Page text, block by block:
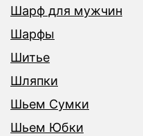
Шарф для мужчин
Шарфы
Шитье
Шляпки
Шьем Сумки
Шьем Юбки